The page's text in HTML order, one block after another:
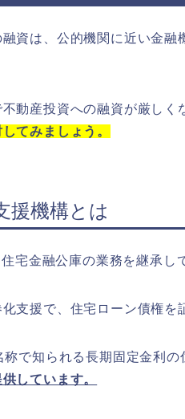
資は、公的機関に近い金融
動産投資への融資が厳しく
てみましょう。
援機構とは
宅金融公庫の業務を継承し
支援で、住宅ローン債権を
称で知られる長期固定金利の
しています。